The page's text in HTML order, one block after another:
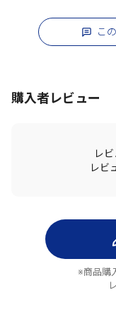
こ
購入者レビュー
レ
レビ
※商品購